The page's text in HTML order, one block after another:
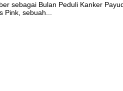
sebagai Bulan Peduli Kanker
sebuah...